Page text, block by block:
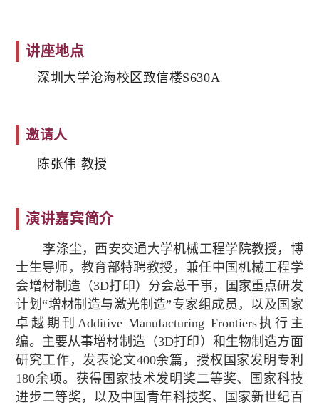
讲座地点
深圳大学沧海校区致信楼S630A
邀请人
陈张伟 教授
演讲嘉宾简介
李涤尘，西安交通大学机械工程学院教授，博
士生导师，教育部特聘教授，兼任中国机械工程学
会增材制造（3D打印）分会总干事，国家重点研发
计划“增材制造与激光制造”专家组成员，以及国家
卓越期刊Additive Manufacturing Frontiers执行主
编。主要从事增材制造（3D打印）和生物制造方面
研究工作，发表论文400余篇，授权国家发明专利
180余项。获得国家技术发明奖二等奖、国家科技
进步二等奖，以及中国青年科技奖、国家新世纪百